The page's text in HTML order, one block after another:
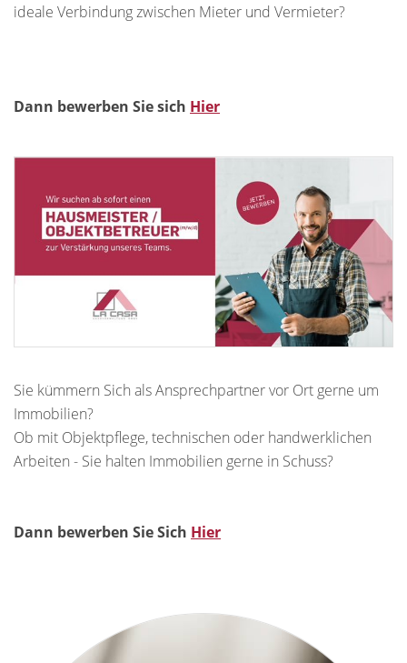
ideale Verbindung zwischen Mieter und Vermieter?
Dann bewerben Sie sich Hier
Sie kümmern Sich als Ansprechpartner vor Ort gerne um
Immobilien?
Ob mit Objektpflege, technischen oder handwerklichen
Arbeiten - Sie halten Immobilien gerne in Schuss?
Dann bewerben Sie Sich Hier